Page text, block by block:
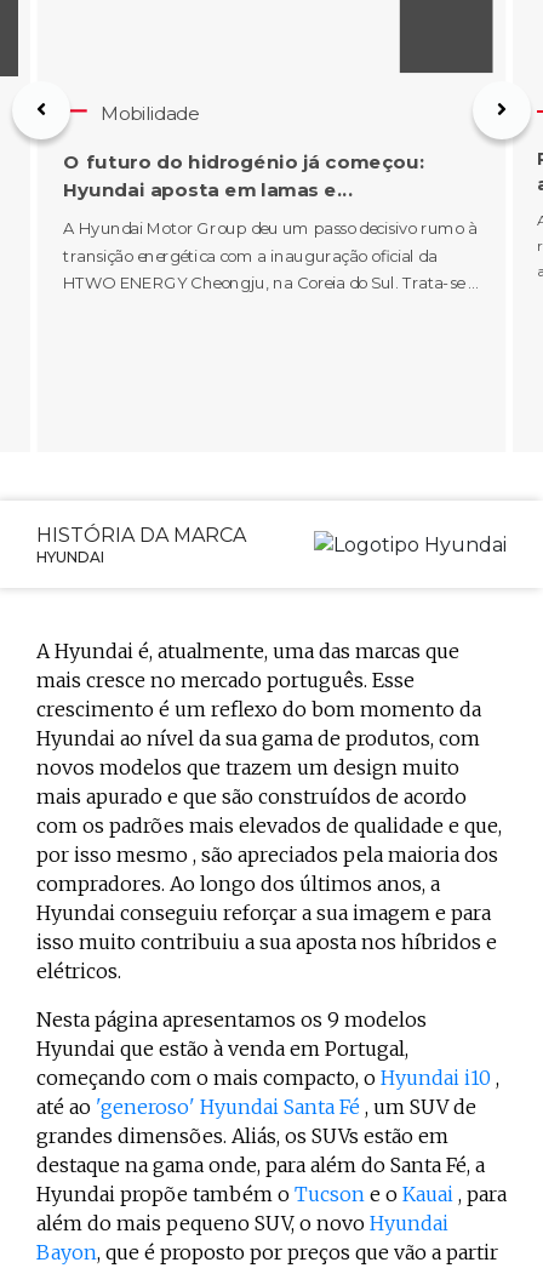
Mobilidade
O futuro do hidrogénio já começou:
Hyundai aposta em lamas e...
A Hyundai Motor Group deu um passo decisivo rumo à
transição energética com a inauguração oficial da
HTWO ENERGY Cheongju, na Coreia do Sul. Trata-se ...
HISTÓRIA DA MARCA
HYUNDAI
A Hyundai é, atualmente, uma das marcas que
mais cresce no mercado português. Esse
crescimento é um reflexo do bom momento da
Hyundai ao nível da sua gama de produtos, com
novos modelos que trazem um design muito
mais apurado e que são construídos de acordo
com os padrões mais elevados de qualidade e que,
por isso mesmo , são apreciados pela maioria dos
compradores. Ao longo dos últimos anos, a
Hyundai conseguiu reforçar a sua imagem e para
isso muito contribuiu a sua aposta nos híbridos e
elétricos.
Nesta página apresentamos os 9 modelos
Hyundai que estão à venda em Portugal,
começando com o mais compacto, o Hyundai i10 ,
até ao 'generoso' Hyundai Santa Fé , um SUV de
grandes dimensões. Aliás, os SUVs estão em
destaque na gama onde, para além do Santa Fé, a
Hyundai propõe também o Tucson e o Kauai , para
além do mais pequeno SUV, o novo Hyundai
Bayon, que é proposto por preços que vão a partir